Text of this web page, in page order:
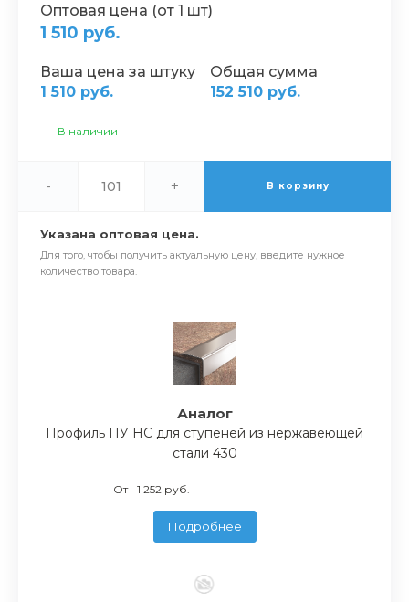
Оптовая цена (от 1 шт)
1 510 руб.
Ваша цена за штуку
1 510 руб.
Общая сумма
152 510 руб.
В наличии
- + В корзину
Указана оптовая цена.
Для того, чтобы получить актуальную цену, введите нужное
количество товара.
Аналог
Профиль ПУ НС для ступеней из нержавеющей
стали 430
От 1 252 руб.
Подробнее